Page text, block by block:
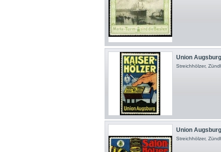
Union
Streichhölzer,
Union
Streichhölzer,